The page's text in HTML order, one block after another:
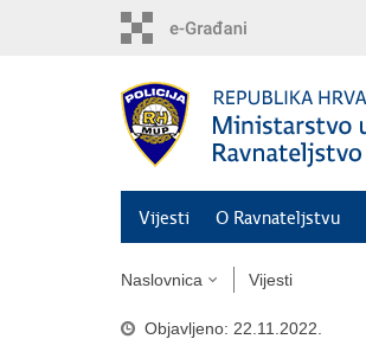
Vijesti O Ravnateljstvu
Naslovnica Vijesti
Objavljeno: 22.11.2022.